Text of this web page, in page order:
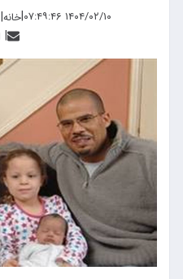
۱۴۰۴/۰۲/۱۰ ۰۷:۴۹:۴۶ |خانه|
|